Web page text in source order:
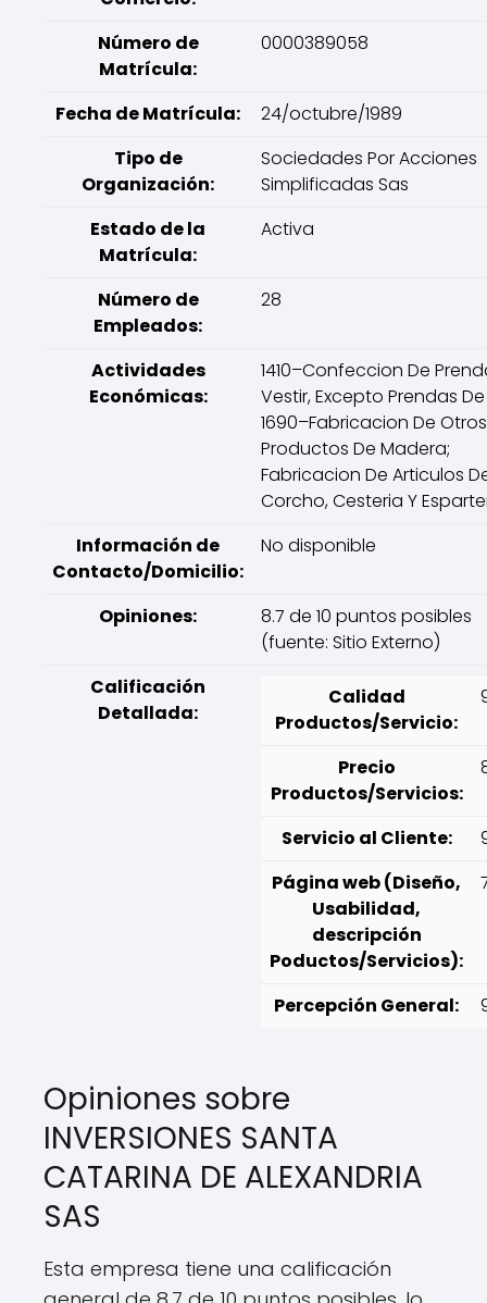
Número de
Matrícula:
0000389058
Fecha de Matrícula:
24/octubre/1989
Tipo de
Organización:
Sociedades Por Acciones
Simplificadas Sas
Estado de la
Matrícula:
Activa
Número de
Empleados:
28
Actividades
Económicas:
1410–Confeccion De
Vestir, Excepto Prendas De
1690–Fabricacion De Otros
Productos De Madera;
Fabricacion De Articulos
Corcho, Cesteria Y
Información de
Contacto/Domicilio:
No disponible
Opiniones:
8.7 de 10 puntos posibles
(fuente: Sitio Externo)
Calificación
Detallada:
Calidad
Productos/Servicio:
Precio
Productos/Servicios:
Servicio al Cliente:
Página web (Diseño,
Usabilidad,
descripción
Poductos/Servicios):
Percepción General:
Opiniones sobre
INVERSIONES SANTA
CATARINA DE ALEXANDRIA
SAS
Esta empresa tiene una calificación